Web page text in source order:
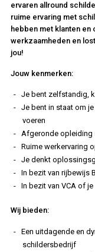
ervaren allround
ruime ervaring met
hebben met klanten
werkzaamheden en
jou!
Jouw kenmerken:
Je bent zelfstandig,
Je bent in staat om
voeren
Afgeronde opleiding
Ruime werkervaring
Je denkt
In bezit van rijbewijs
In bezit van VCA of
Wij bieden:
Een uitdagende en
schildersbedrijf